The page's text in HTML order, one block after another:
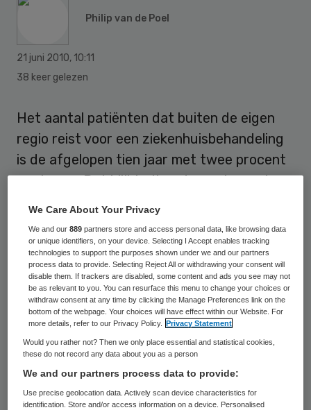
Philip van de Poel
21 juni 2010, 10:11
38 keer gelezen
Het aantal patiënten dat buiten de eigen
regio reist voor een ziekenhuisbehandeling
is de afgelopen tien jaar met twee procent
gestegen. Dat blijkt uit onderzoek van de
Stijging
Bij de algemene ziekenhuizen is sinds 2000
het percentage patiënten van buiten de
eigen regio van ruim negen naar bijna
procentgestegen. Bij de academische
naar patiëntenaantallen betekent dit dat in
We Care About Your Privacy
We and our889 partners store and access personal data, like browsing data
or unique identifiers, on your device. Selecting I Accept enables tracking
technologies to support the purposes shown under we and our partners
process data to provide. Selecting Reject All or withdrawing your consent will
disable them. If trackers are disabled, some content and ads you see may not
be as relevant to you. You can resurface this menu to change your choices or
withdraw consent at any time by clicking the Manage Preferences link on the
bottom of the webpage. Your choices will have effect within our Website. For
more details, refer to our Privacy Policy.
Privacy Statement
Would you rather not? Then we only place essential and statistical cookies,
these do not record any data about you as a person
We and our partners process data to provide:
Use precise geolocation data. Actively scan device characteristics for
identification. Store and/or access information on a device. Personalised